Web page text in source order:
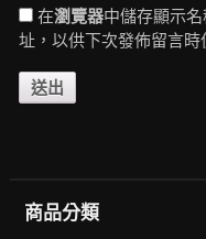
在瀏覽器中儲存顯示
址，以供下次發佈留言時
商品分類